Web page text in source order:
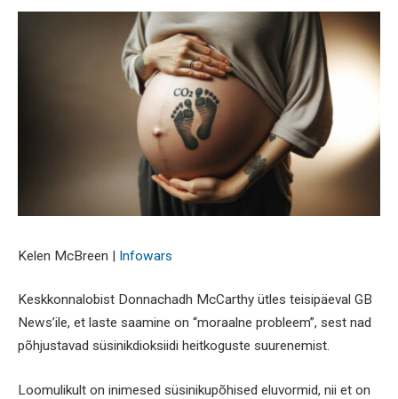
Kelen McBreen | Infowars
Keskkonnalobist Donnachadh McCarthy ütles teisipäeval GB
News’ile, et laste saamine on “moraalne probleem”, sest nad
põhjustavad süsinikdioksiidi heitkoguste suurenemist.
Loomulikult on inimesed süsinikupõhised eluvormid, nii et on